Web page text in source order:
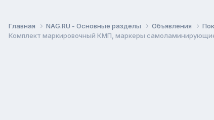
Главная NAG.RU - Основные разделы Объявления
Комплект маркировочный КМП, маркеры